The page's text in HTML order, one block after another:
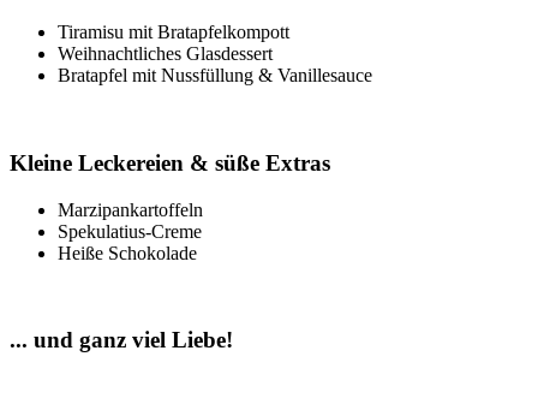
Tiramisu mit Bratapfelkompott
Weihnachtliches Glasdessert
Bratapfel mit Nussfüllung & Vanillesauce
Kleine Leckereien & süße Extras
Marzipankartoffeln
Spekulatius-Creme
Heiße Schokolade
... und ganz viel Liebe!